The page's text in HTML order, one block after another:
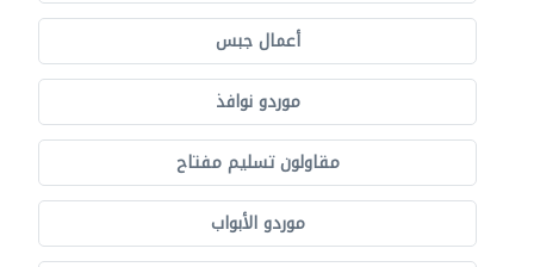
أعمال جبس
موردو نوافذ
مقاولون تسليم مفتاح
موردو الأبواب